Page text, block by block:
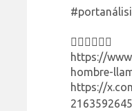
👉🏻👉🏻👉🏻
https://
hombre-
https://